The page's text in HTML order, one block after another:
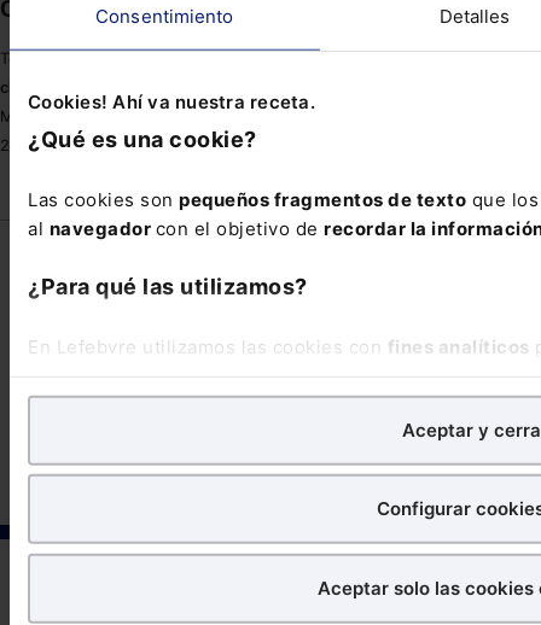
Consentimiento Detalles
Cookies! Ahí va nuestra receta.
¿Qué es una cookie?
Las cookies son pequeños fragmentos de texto que
al navegador con el objetivo de recordar la
¿Para qué las utilizamos?
En Lefebvre utilizamos las cookies con fines analíticos
contenidos de tu interés.
¿Qué puedes hacer?
las cookies para que tu experiencia en
Puedesaceptar solo las esencialespara denegar
Aceptar y
Configurar
Aceptar solo las cookies
Contacto
Tel.: 91 210 80 00
clientes@lefebvre.es
Monasterios de Suso y Yuso, 34
28049 Madrid
©Lefebvre 2026. Todos los derechos reservados. Aviso legal|
Condiciones de